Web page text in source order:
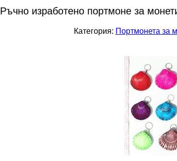
Ръчно изработено портмоне за
Категория: Портмонета за